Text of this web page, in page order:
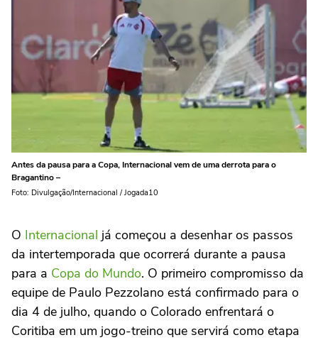
Antes da pausa para a Copa, Internacional vem de uma derrota para o
Bragantino –
Foto: Divulgação/Internacional / Jogada10
O Internacional já começou a desenhar os passos
da intertemporada que ocorrerá durante a pausa
para a Copa do Mundo. O primeiro compromisso da
equipe de Paulo Pezzolano está confirmado para o
dia 4 de julho, quando o Colorado enfrentará o
Coritiba em um jogo-treino que servirá como etapa